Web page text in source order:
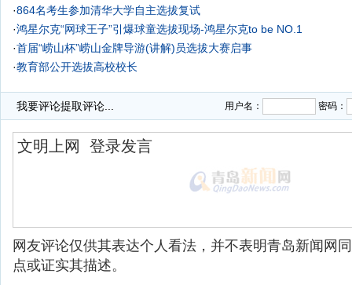
·864名考生参加清华大学自主选拔复试
·鸿星尔克“网球王子”引爆球童选拔现场-鸿星尔克to be NO.1
·首届“崂山杯”崂山金牌导游(讲解)员选拔大赛启事
·教育部公开选拔高校校长
我要评论提取评论... 用户名： 密码：
网友评论仅供其表达个人看法，并不表明青岛新闻网
点或证实其描述。